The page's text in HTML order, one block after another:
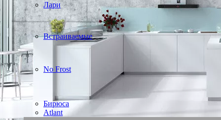
Лари
Встраиваемые
No Frost
Бирюса
Atlant